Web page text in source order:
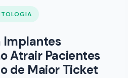
Implantes
Atrair Pacientes
de Maior Ticket